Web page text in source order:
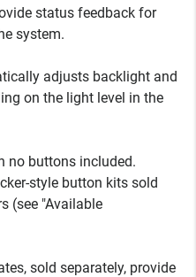
status feedback for
system.
adjusts backlight and
on the light level in the
no buttons included.
style button kits sold
(see "Available
sold separately, provide